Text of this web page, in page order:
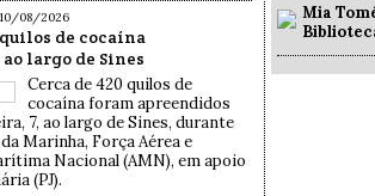
08/2026
de cocaína
largo de Sines
Cerca de 420 quilos de
cocaína foram apreendidos
7, ao largo de Sines, durante
Marinha, Força Aérea e
Nacional (AMN), em apoio
(PJ).
Mia